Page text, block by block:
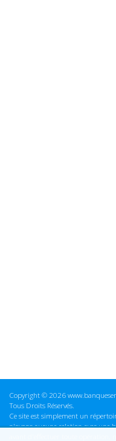
Copyright © 2026
Tous Droits Réservés.
Ce site est simplement un
n'avons aucune relation avec une
avant d'effectuer toute opération,